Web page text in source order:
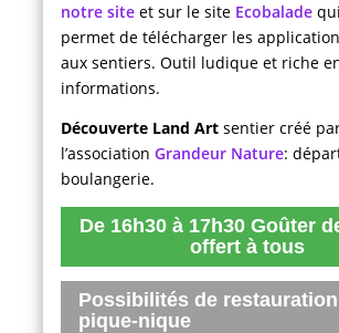
notre site et sur le site Ecobalade
permet de télécharger les
aux sentiers. Outil ludique et riche
informations.
Découverte Land Art sentier créé
l’association Grandeur Nature:
boulangerie.
De 16h30 à 17h30 Goûter
offert à tous
Possibilités de
pique-nique